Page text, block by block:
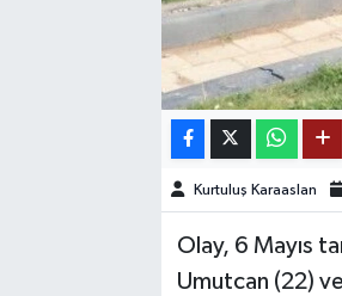
Kurtuluş Karaaslan
Olay, 6 Mayıs
Umutcan (22)